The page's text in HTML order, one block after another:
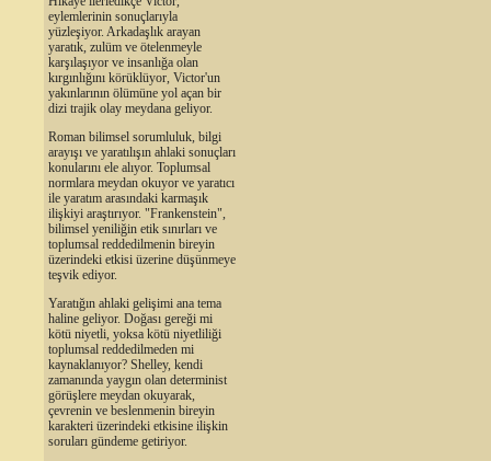
eylemlerinin sonuçlarıyla
yüzleşiyor. Arkadaşlık arayan
yaratık, zulüm ve ötelenmeyle
karşılaşıyor ve insanlığa olan
kırgınlığını körüklüyor, Victor'un
yakınlarının ölümüne yol açan bir
dizi trajik olay meydana geliyor.
Roman bilimsel sorumluluk, bilgi
arayışı ve yaratılışın ahlaki sonuçları
konularını ele alıyor. Toplumsal
normlara meydan okuyor ve yaratıcı
ile yaratım arasındaki karmaşık
ilişkiyi araştırıyor. "Frankenstein",
bilimsel yeniliğin etik sınırları ve
toplumsal reddedilmenin bireyin
üzerindeki etkisi üzerine düşünmeye
teşvik ediyor.
Yaratığın ahlaki gelişimi ana tema
haline geliyor. Doğası gereği mi
kötü niyetli, yoksa kötü niyetliliği
toplumsal reddedilmeden mi
kaynaklanıyor? Shelley, kendi
zamanında yaygın olan determinist
görüşlere meydan okuyarak,
çevrenin ve beslenmenin bireyin
karakteri üzerindeki etkisine ilişkin
soruları gündeme getiriyor.